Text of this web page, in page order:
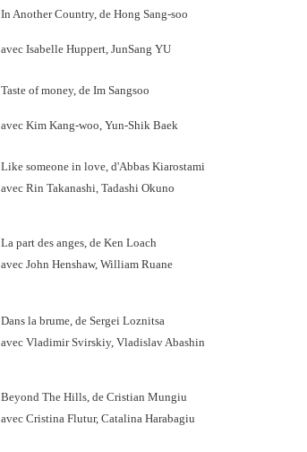
In Another Country, de Hong Sang-soo
avec Isabelle Huppert, JunSang YU
Taste of money, de Im Sangsoo
avec Kim Kang-woo, Yun-Shik Baek
Like someone in love, d'Abbas Kiarostami
avec Rin Takanashi, Tadashi Okuno
La part des anges, de Ken Loach
avec John Henshaw, William Ruane
Dans la brume, de Sergei Loznitsa
avec Vladimir Svirskiy, Vladislav Abashin
Beyond The Hills, de Cristian Mungiu
avec Cristina Flutur, Catalina Harabagiu